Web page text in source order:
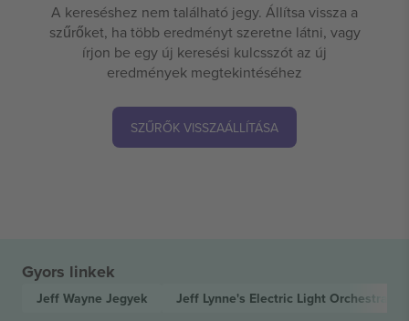
A kereséshez nem található jegy. Állítsa vissza a
szűrőket, ha több eredményt szeretne látni, vagy
írjon be egy új keresési kulcsszót az új
eredmények megtekintéséhez
SZŰRŐK VISSZAÁLLÍTÁSA
Gyors linkek
Jeff Wayne Jegyek Jeff Lynne's Electric Light Orchestra